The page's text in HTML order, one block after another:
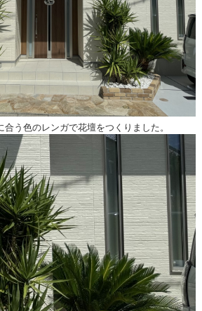
う色のレンガで花壇をつくりました。